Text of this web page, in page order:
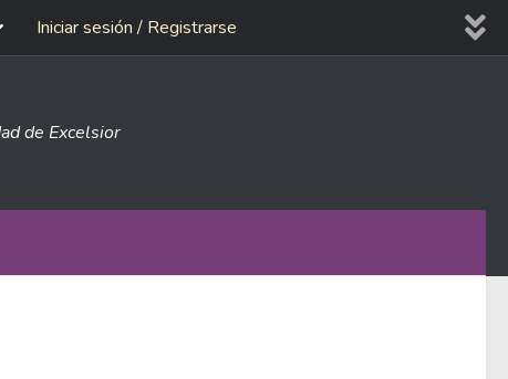
Iniciar sesión / Registrarse
de Excelsior